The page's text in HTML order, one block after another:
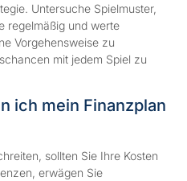
Untersuche Spielmuster,
regelmäßig und werte
Vorgehensweise zu
mit jedem Spiel zu
ich mein Finanzplan
sollten Sie Ihre Kosten
erwägen Sie